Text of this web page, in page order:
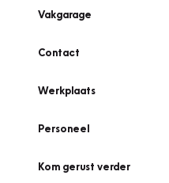
Vakgarage
Contact
Werkplaats
Personeel
Kom gerust verder